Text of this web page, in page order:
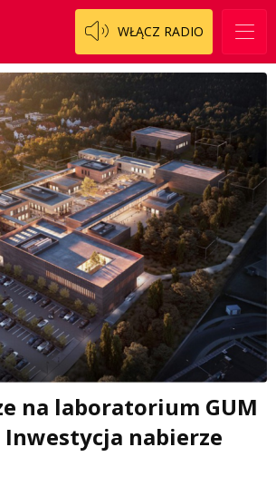
WŁĄCZ RADIO
na laboratorium GUM
Inwestycja nabierze